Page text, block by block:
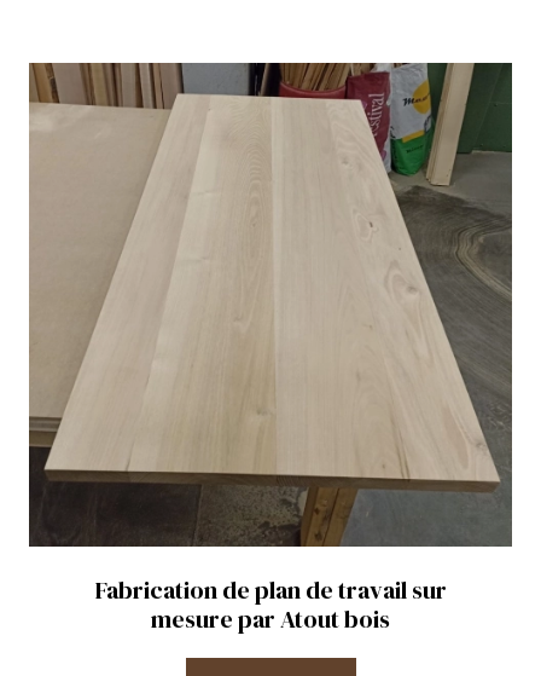
Fabrication de plan de travail sur
mesure par Atout bois